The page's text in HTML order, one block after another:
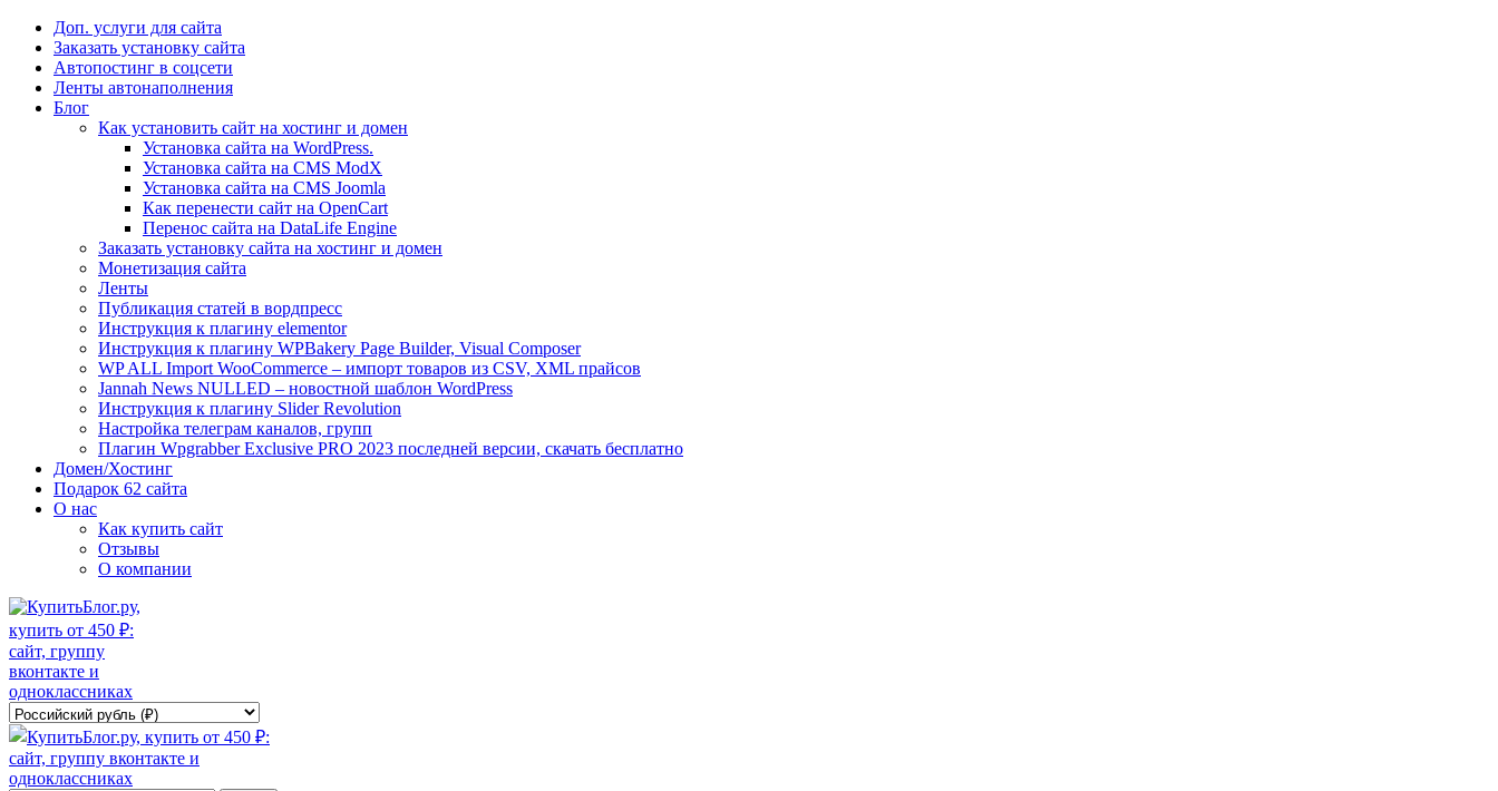
Доп. услуги для сайта
Заказать установку сайта
Автопостинг в соцсети
Ленты автонаполнения
Блог
Как установить сайт на хостинг и домен
Установка сайта на WordPress.
Установка сайта на CMS ModX
Установка сайта на CMS Joomla
Как перенести сайт на OpenCart
Перенос сайта на DataLife Engine
Заказать установку сайта на хостинг и домен
Монетизация сайта
Ленты
Публикация статей в вордпресс
Инструкция к плагину elementor
Инструкция к плагину WPBakery Page Builder, Visual Composer
WP ALL Import WooCommerce – импорт товаров из CSV, XML прайсов
Jannah News NULLED – новостной шаблон WordPress
Инструкция к плагину Slider Revolution
Настройка телеграм каналов, групп
Плагин Wpgrabber Exclusive PRO 2023 последней версии, скачать бесплатно
Домен/Хостинг
Подарок 62 сайта
О нас
Как купить сайт
Отзывы
О компании